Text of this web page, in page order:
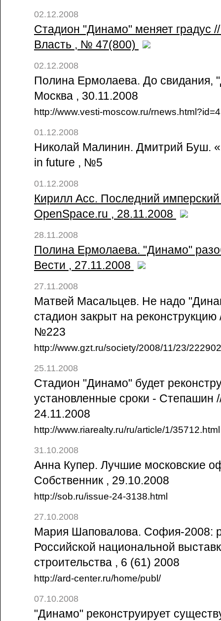
02.12.2008
Стадион "Динамо" меняет градус
Власть , № 47(800)
02.12.2008
Полина Ермолаева. До свидания,
Москва , 30.11.2008
http://www.vesti-moscow.ru/
01.12.2008
Николай Малинин. Дмитрий Буш.
in future , №5
01.12.2008
Кирилл Асс. Последний
OpenSpace.ru , 28.11.2008
28.11.2008
Полина Ермолаева. "Динамо"
Вести , 27.11.2008
27.11.2008
Матвей Масальцев. Не надо
стадион закрыт на реконструкцию
№223
http://www.gzt.ru/society/2008/11/23/
25.11.2008
Стадион "Динамо" будет
установленные сроки - Степашин
24.11.2008
http://www.riarealty.ru/ru/article/1/35712.html
31.10.2008
Анна Купер. Лучшие московские
Собственник , 29.10.2008
http://sob.ru/issue-24-3138.html
27.10.2008
Мария Шаповалова. София-2008:
Российской национальной
строительства , 6 (61) 2008
http://ard-center.ru/home/publ/
07.10.2008
"Динамо" реконструирует